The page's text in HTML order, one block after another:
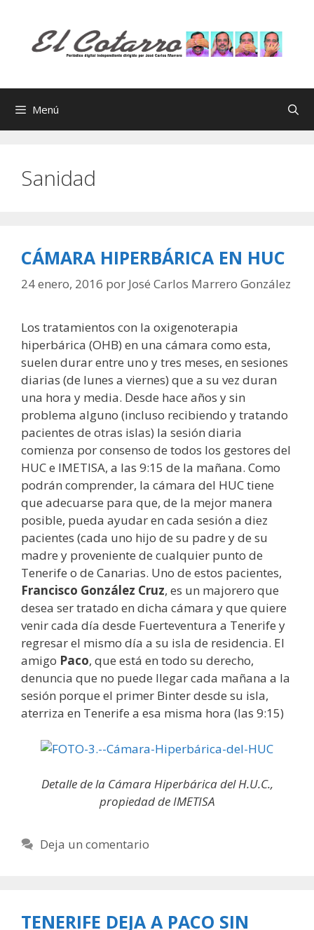
contenido
Menú
Sanidad
CÁMARA HIPERBÁRICA EN HUC
24 enero, 2016 por José Carlos Marrero González
Los tratamientos con la oxigenoterapia
hiperbárica (OHB) en una cámara como esta,
suelen durar entre uno y tres meses, en sesiones
diarias (de lunes a viernes) que a su vez duran
una hora y media. Desde hace años y sin
problema alguno (incluso recibiendo y tratando
pacientes de otras islas) la sesión diaria
comienza por consenso de todos los gestores del
HUC e IMETISA, a las 9:15 de la mañana. Como
podrán comprender, la cámara del HUC tiene
que adecuarse para que, de la mejor manera
posible, pueda ayudar en cada sesión a diez
pacientes (cada uno hijo de su padre y de su
madre y proveniente de cualquier punto de
Tenerife o de Canarias. Uno de estos pacientes,
Francisco González Cruz, es un majorero que
desea ser tratado en dicha cámara y que quiere
venir cada día desde Fuerteventura a Tenerife y
regresar el mismo día a su isla de residencia. El
amigo Paco, que está en todo su derecho,
denuncia que no puede llegar cada mañana a la
sesión porque el primer Binter desde su isla,
aterriza en Tenerife a esa misma hora (las 9:15)
Detalle de la Cámara Hiperbárica del H.U.C.,
propiedad de IMETISA
Deja un comentario
TENERIFE DEJA A PACO SIN